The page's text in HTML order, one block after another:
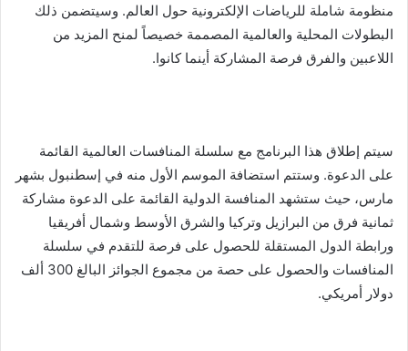
منظومة شاملة للرياضات الإلكترونية حول العالم. وسيتضمن ذلك
البطولات المحلية والعالمية المصممة خصيصاً لمنح المزيد من
اللاعبين والفرق فرصة المشاركة أينما كانوا.
سيتم إطلاق هذا البرنامج مع سلسلة المنافسات العالمية القائمة
على الدعوة. وستتم استضافة الموسم الأول منه في إسطنبول بشهر
مارس، حيث ستشهد المنافسة الدولية القائمة على الدعوة مشاركة
ثمانية فرق من البرازيل وتركيا والشرق الأوسط وشمال أفريقيا
ورابطة الدول المستقلة للحصول على فرصة للتقدم في سلسلة
المنافسات والحصول على حصة من مجموع الجوائز البالغ 300 ألف
دولار أمريكي.